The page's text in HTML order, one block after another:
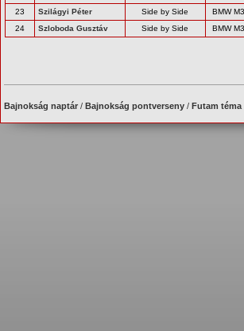
23
Szilágyi Péter Side by Side BMW
24
Szloboda Gusztáv Side by Side BMW
Bajnokság naptár /Bajnokság pontverseny /Futam téma